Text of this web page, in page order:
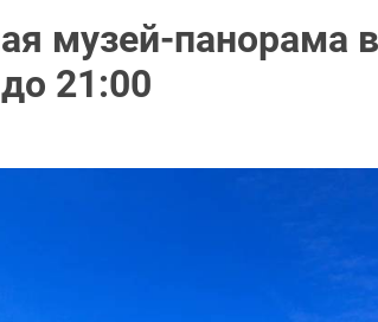
музей-панорама
21:00